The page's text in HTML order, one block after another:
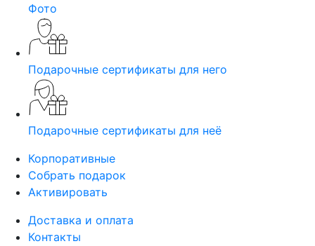
Фото
Подарочные сертификаты для него
Подарочные сертификаты для неё
Корпоративные
Собрать подарок
Активировать
Доставка и оплата
Контакты